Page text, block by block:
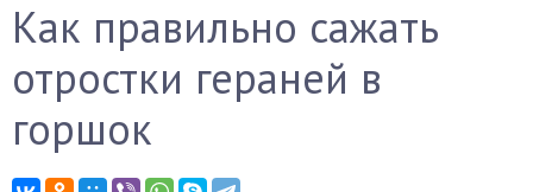
Как правильно сажать
отростки гераней в
горшок